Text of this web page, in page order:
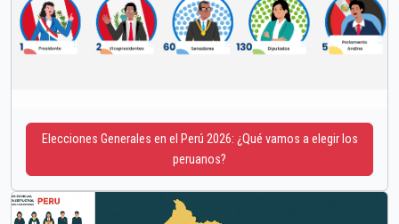
Elecciones Generales en el Perú 2026: ¿Qué vamos a elegir los
peruanos?